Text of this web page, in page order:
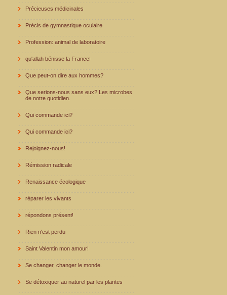
Précieuses médicinales
Précis de gymnastique oculaire
Profession: animal de laboratoire
qu'allah bénisse la France!
Que peut-on dire aux hommes?
Que serions-nous sans eux? Les microbes
de notre quotidien.
Qui commande ici?
Qui commande ici?
Rejoignez-nous!
Rémission radicale
Renaissance écologique
réparer les vivants
répondons présent!
Rien n'est perdu
Saint Valentin mon amour!
Se changer, changer le monde.
Se détoxiquer au naturel par les plantes